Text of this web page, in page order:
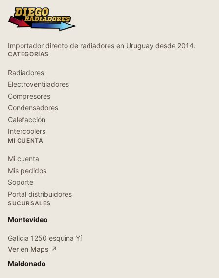
Importador directo de radiadores en Uruguay desde 2014.
CATEGORÍAS
Radiadores
Electroventiladores
Compresores
Condensadores
Calefacción
Intercoolers
MI CUENTA
Mi cuenta
Mis pedidos
Soporte
Portal distribuidores
SUCURSALES
Montevideo
Galicia 1250 esquina Yí
Ver en Maps ↗
Maldonado